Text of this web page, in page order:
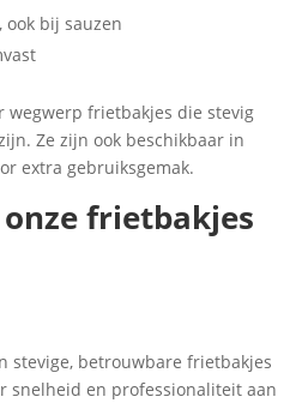
ook bij sauzen
wegwerp frietbakjes die stevig
Ze zijn ook beschikbaar in
extra gebruiksgemak.
frietbakjes
stevige, betrouwbare frietbakjes
snelheid en professionaliteit aan